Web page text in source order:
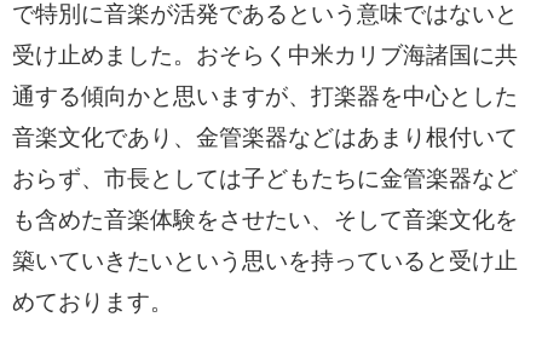
で特別に音楽が活発であるという意味ではないと
受け止めました。おそらく中米カリブ海諸国に共
通する傾向かと思いますが、打楽器を中心とした
音楽文化であり、金管楽器などはあまり根付いて
おらず、市長としては子どもたちに金管楽器など
も含めた音楽体験をさせたい、そして音楽文化を
築いていきたいという思いを持っていると受け止
めております。